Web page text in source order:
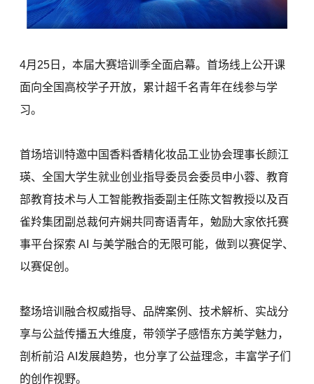
4月25日，本届大赛培训季全面启幕。首场线上公开课
面向全国高校学子开放，累计超千名青年在线参与学
习。
首场培训特邀中国香料香精化妆品工业协会理事长颜江
瑛、全国大学生就业创业指导委员会委员申小蓉、教育
部教育技术与人工智能教指委副主任陈文智教授以及百
雀羚集团副总裁何卉娴共同寄语青年，勉励大家依托赛
事平台探索 AI 与美学融合的无限可能，做到以赛促学、
以赛促创。
整场培训融合权威指导、品牌案例、技术解析、实战分
享与公益传播五大维度，带领学子感悟东方美学魅力，
剖析前沿 AI发展趋势，也分享了公益理念，丰富学子们
的创作视野。